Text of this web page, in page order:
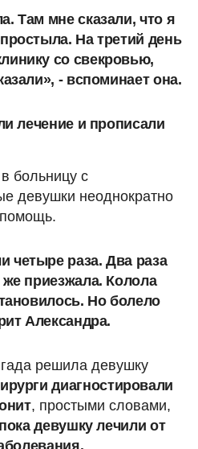
Там мне сказали, что я
На третий день
со свекровью,
- вспоминает она.
лечение и прописали
больницу с
девушки неоднократно
четыре раза. Два раза
приезжала. Колола
Но болело
Александра.
решила девушку
диагностировали
, простыми словами,
девушку лечили от